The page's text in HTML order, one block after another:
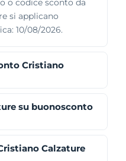
si applicano
10/08/2026.
Cristiano
su buonosconto
Calzature